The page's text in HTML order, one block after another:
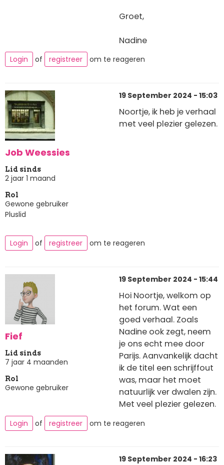
Groet,
Nadine
Login of registreer om te reageren
Job Weessies
Lid sinds
2 jaar 1 maand
Rol
Gewone gebruiker
Pluslid
19 September 2024 - 15:03
Noortje, ik heb je verhaal
met veel plezier gelezen.
Login of registreer om te reageren
Fief
Lid sinds
7 jaar 4 maanden
Rol
Gewone gebruiker
19 September 2024 - 15:44
Hoi Noortje, welkom op
het forum. Wat een
goed verhaal. Zoals
Nadine ook zegt, neem
je ons echt mee door
Parijs. Aanvankelijk dacht
ik de titel een schrijffout
was, maar het moet
natuurlijk ver dwalen zijn.
Met veel plezier gelezen.
Login of registreer om te reageren
19 September 2024 - 16:23